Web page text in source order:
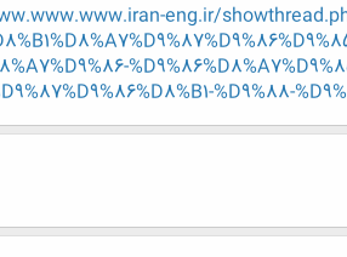
eng.ir/
%D9%88-